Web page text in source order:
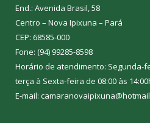
End.: Avenida Brasil, 58
Centro – Nova Ipixuna – Pará
CEP: 68585-000
Fone: (94) 99285-8598
Horário de atendimento: Segunda-
terça à Sexta-feira de 08:00 às
E-mail: